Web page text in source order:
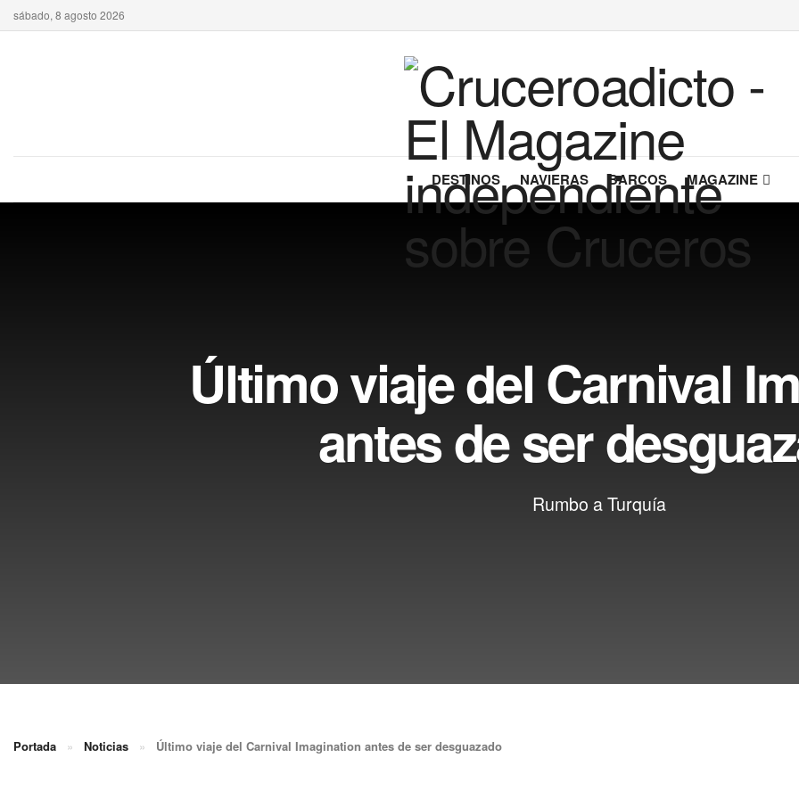
sábado, 8 agosto 2026
DESTINOS NAVIERAS BARCOS MAGAZINE
Último viaje del Carnival
antes de ser
Rumbo a Turquía
Portada » Noticias » Último viaje del Carnival Imagination antes de ser desguazado